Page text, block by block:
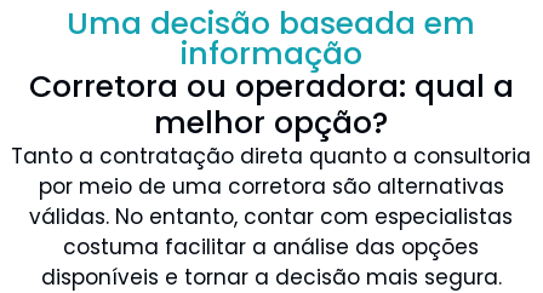
Uma decisão baseada em
informação
Corretora ou operadora: qual a
melhor opção?
Tanto a contratação direta quanto a consultoria
por meio de uma corretora são alternativas
válidas. No entanto, contar com especialistas
costuma facilitar a análise das opções
disponíveis e tornar a decisão mais segura.